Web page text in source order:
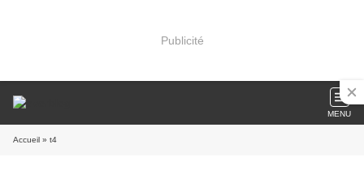
Publicité
MENU
Accueil » t4